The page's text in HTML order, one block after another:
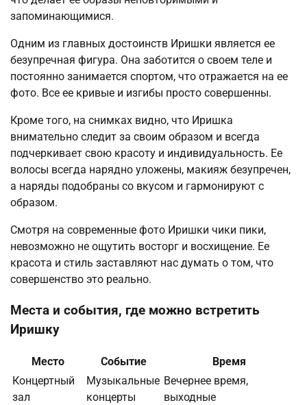
запоминающимися.
Одним из главных достоинств Иришки является ее
безупречная фигура. Она заботится о своем теле и
постоянно занимается спортом, что отражается на ее
фото. Все ее кривые и изгибы просто совершенны.
Кроме того, на снимках видно, что Иришка
внимательно следит за своим образом и всегда
подчеркивает свою красоту и индивидуальность. Ее
волосы всегда нарядно уложены, макияж безупречен,
а наряды подобраны со вкусом и гармонируют с
образом.
Смотря на современные фото Иришки чики пики,
невозможно не ощутить восторг и восхищение. Ее
красота и стиль заставляют нас думать о том, что
совершенство это реально.
Места и события, где можно встретить
Иришку
Место Событие
Время
Концертный
зал
Музыкальные
концерты
Вечернее время,
выходные